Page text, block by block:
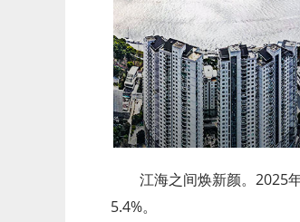
江海之间焕新颜。2025
5.4%。